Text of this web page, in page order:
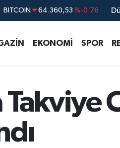
47,7143
EKONOMİ SPOR
Takviye